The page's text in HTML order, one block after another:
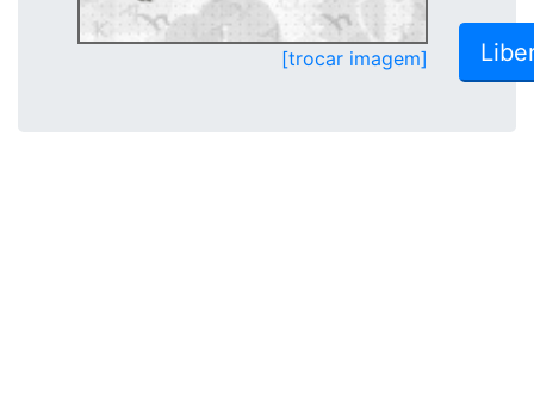
[trocar imagem]